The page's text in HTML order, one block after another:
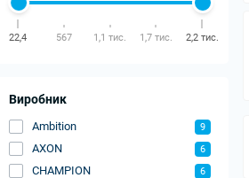
22,4 567 1,1 тис. 1,7 тис. 2,2 тис.
Виробник
Ambition 9
AXON 6
CHAMPION 6